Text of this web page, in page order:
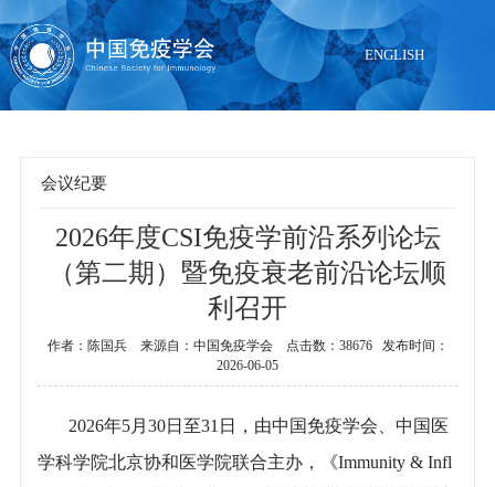
ENGLISH
会议纪要
当前位置： 首页 > 学术活动 > 会议纪要
2026年度CSI免疫学前沿系列论坛
（第二期）暨免疫衰老前沿论坛顺
利召开
作者：陈国兵 来源自：中国免疫学会 点击数：38676 发布时间：
2026-06-05
2026年5月30日至31日，由中国免疫学会、中国医
学科学院北京协和医学院联合主办，《Immunity & Infl